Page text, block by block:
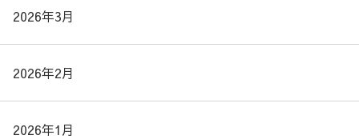
2026年3月
2026年2月
2026年1月